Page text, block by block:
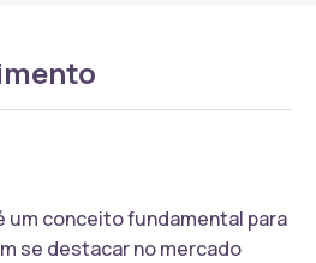
um conceito fundamental para
se destacar no mercado